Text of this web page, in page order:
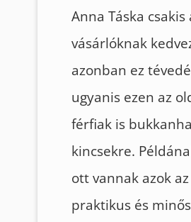
Anna Táska csakis
vásárlóknak
azonban ez
ugyanis ezen az
férfiak is
kincsekre.
ott vannak azok
praktikus és